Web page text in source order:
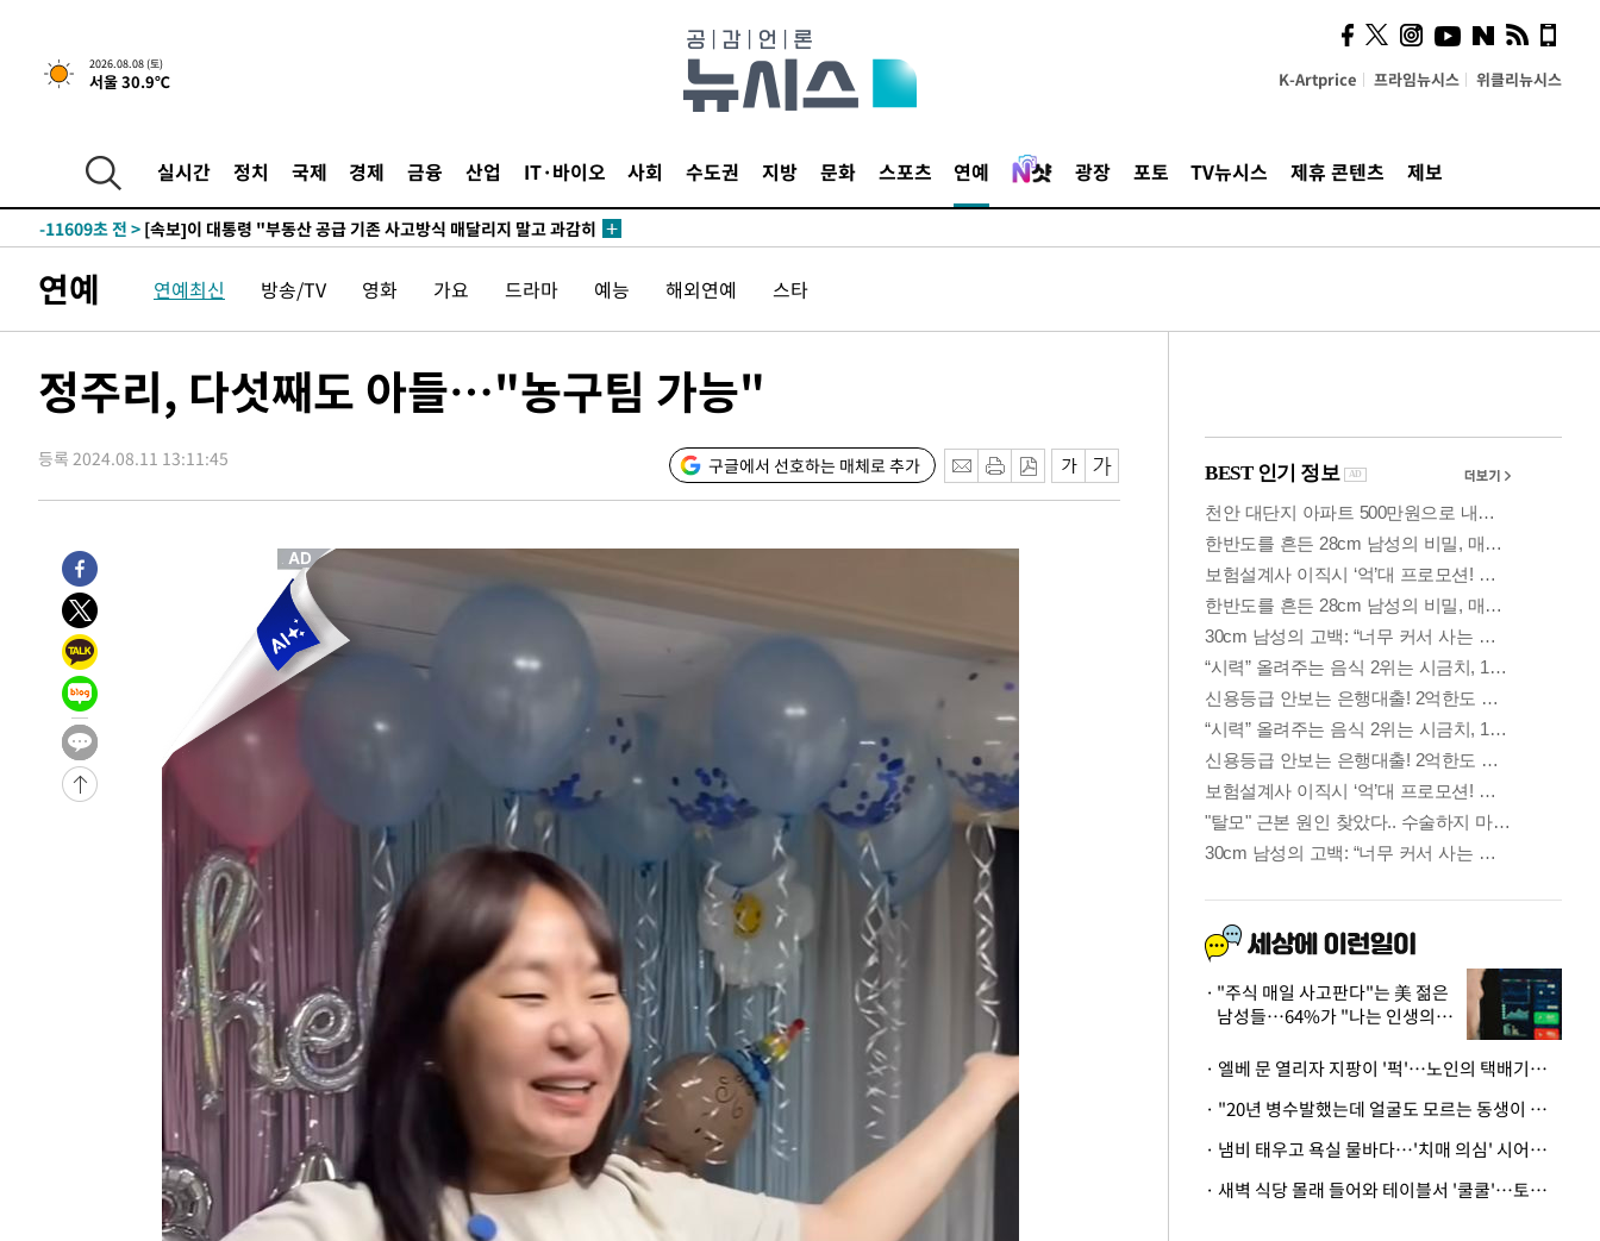
2026.08.08 (토)
서울 30.9℃ K-Artprice 프라임뉴시스 위클리뉴시스
실시간 정치 국제 경제 금융 산업 IT·바이오 사회 수도권 지방 문화 스포츠 연예 광장 포토 TV뉴시스 제휴 콘텐츠 제보
3시간 전 >[속보]규제합리화위원회 부위원장에 김태유 서울대 공대 교수…이병태
-16298초 전 >
미 사업체 일자리, 7월에 2.3만개 순감하고 그 전 2개월 10.3만개
하향수정 (2보)
-15746초 전 >
↓
-11609초 전 > [속보]이 대통령 "부동산 공급 기존 사고방식 매달리지 말고 과감히
운드는 임시"
-2262초 전 >
"낮 기온 소폭 하락"…수도권 폭염중대경보, 폭염경보로 하향
-2226초 전 >[속보]이 대통령, '호우피해' 안동·의성 관할 4개 면 특별재난지역 선
갈 수도
-160초 전 > 낮 최고 37도 찜통더위…곳곳 소나기·강원 많은 비[내일날씨]
1시간 전 >여자배구 이재영·이다영 자매, 아제르바이잔 투란VC 입단
1시간 전 >외국인 심판 성 접대 7경기 들여다보니…한국 축구 '5승 2무'
1시간 전 >
[속보]코스피, 6200선 약보합…0.60% 내린 6258.77에 마쳐
1시간 전 >
[속보]원·달러 환율, 7.7원 내린 1416.1원 마감
1시간 전 >
[속보] 노원서 40.1도 관측…서울, 2018년 이후 첫 40도
2시간 전 >
[속보]종합특검, '계엄 수용공간 확보' 신용해 前교정본부장 기소
2시간 전 >
외신들도 주목한 韓축구 파문…"국민적 공분에 수사 재개"
2시간 전 >
11시간 압수수색에 성접대 파문까지…'쑥대밭' 된 축구협회
3시간 전 >
[속보]규제합리화위원회 부위원장에 김태유 서울대 공대 교수…이병태
후임
-19159초 전 >
이강인, 폭염 속 AT마드리드 첫 훈련…80명 식사 대접까지(종합)
미 사업체 일자리, 7월에 2.3만개 순감하고 그 전 2개월 10.3만개
[속보] 미 사업체, 일자리 7월에 2.3만 개 줄어…실업률은 4.1%로
[속보]이 대통령 "부동산 공급 기존 사고방식 매달리지 말고 과감히
이란, "오만과 '중앙 단일 루트' 합의…북쪽 인바운드·남쪽 아웃바
"낮 기온 소폭 하락"…수도권 폭염중대경보, 폭염경보로 하향
[속보]이 대통령, '호우피해' 안동·의성 관할 4개 면 특별재난지역 선
[단독]중수청 지원 검사들, 정원 초과 시 낮은 계급 임용…희망지 못
낮 최고 37도 찜통더위…곳곳 소나기·강원 많은 비[내일날씨]
SK하이닉스, 용인·청주 팹에 54조 투자…"AI 메모리 수요 선제 대응"
여자배구 이재영·이다영 자매, 아제르바이잔 투란VC 입단
외국인 심판 성 접대 7경기 들여다보니…한국 축구 '5승 2무'
[속보]코스닥, 2.86포인트(0.36%) 내린 798.81마감
[속보]코스피, 6200선 약보합…0.60% 내린 6258.77에 마쳐
연예 연예최신 방송/TV 영화 가요 드라마 예능 해외연예 스타
정주리, 다섯째도 아들…"농구팀 가능"
등록 2024.08.11 13:11:45 구글에서 선호하는 매체로 추가
시, 스마트폰 액세서리에
NFC 더했다
"주식 매일 사고판다"는 美 젊은
남성들…64%가 "나는 인생의
· 엘베 문 열리자 지팡이 '퍽'…노인의 택배기사 폭행 이유
· "20년 병수발했는데 얼굴도 모르는 동생이 유산 절반을"…배다른 형제 상속권 있을까
· 냄비 태우고 욕실 물바다…'치매 의심' 시어머니 검사 권유했다가 '날벼락'
· 새벽 식당 몰래 들어와 테이블서 '쿨쿨'…토사물 남기고 사라진 남성